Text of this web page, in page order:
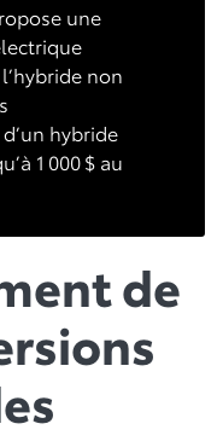
une
non
d’un hybride
1 000 $ au
de